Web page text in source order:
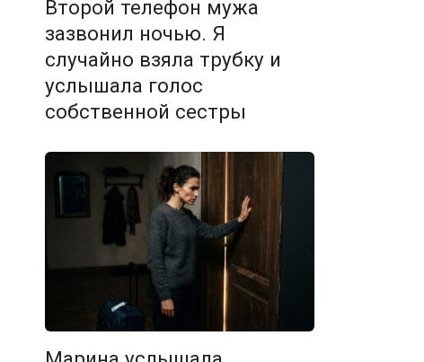
Второй телефон мужа
зазвонил ночью. Я
случайно взяла трубку и
услышала голос
собственной сестры